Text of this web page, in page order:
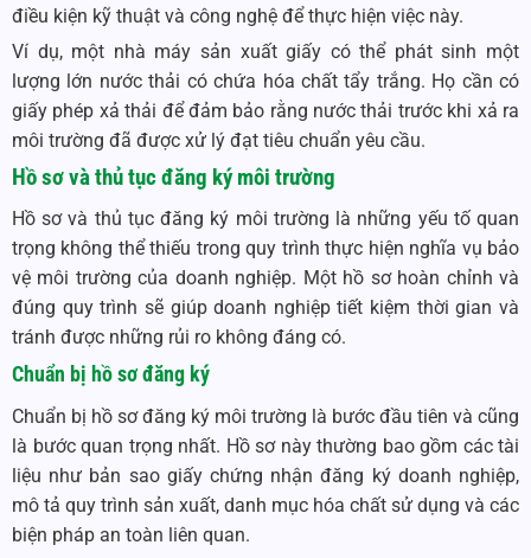
điều kiện kỹ thuật và công nghệ để thực hiện việc này.
Ví dụ, một nhà máy sản xuất giấy có thể phát sinh một
lượng lớn nước thải có chứa hóa chất tẩy trắng. Họ cần có
giấy phép xả thải để đảm bảo rằng nước thải trước khi xả ra
môi trường đã được xử lý đạt tiêu chuẩn yêu cầu.
Hồ sơ và thủ tục đăng ký môi trường
Hồ sơ và thủ tục đăng ký môi trường là những yếu tố quan
trọng không thể thiếu trong quy trình thực hiện nghĩa vụ bảo
vệ môi trường của doanh nghiệp. Một hồ sơ hoàn chỉnh và
đúng quy trình sẽ giúp doanh nghiệp tiết kiệm thời gian và
tránh được những rủi ro không đáng có.
Chuẩn bị hồ sơ đăng ký
Chuẩn bị hồ sơ đăng ký môi trường là bước đầu tiên và cũng
là bước quan trọng nhất. Hồ sơ này thường bao gồm các tài
liệu như bản sao giấy chứng nhận đăng ký doanh nghiệp,
mô tả quy trình sản xuất, danh mục hóa chất sử dụng và các
biện pháp an toàn liên quan.